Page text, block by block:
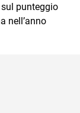
punteggio
nell’anno